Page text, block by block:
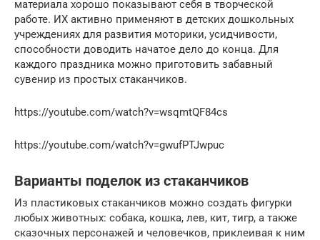
материала хорошо показывают себя в творческой
работе. ИХ активно применяют в детских дошкольных
учреждениях для развития моторики, усидчивости,
способности доводить начатое дело до конца. Для
каждого праздника можно приготовить забавный
сувенир из простых стаканчиков.
https://youtube.com/watch?v=wsqmtQF84cs
https://youtube.com/watch?v=gwufPTJwpuc
Варианты поделок из стаканчиков
Из пластиковых стаканчиков можно создать фигурки
любых животных: собака, кошка, лев, кит, тигр, а также
сказочных персонажей и человечков, приклеивая к ним